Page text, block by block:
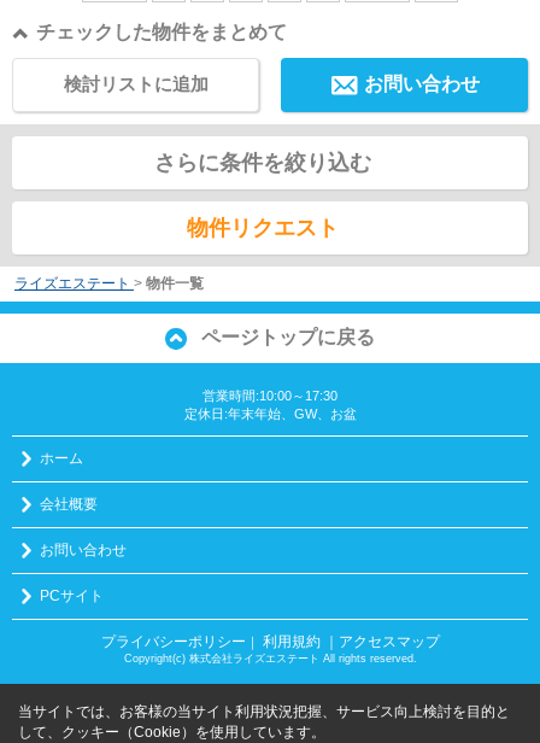
チェックした物件をまとめて
お問い合わせ
検討リストに追加
さらに条件を絞り込む
物件リクエスト
ライズエステート > 物件一覧
ページトップに戻る
営業時間:10:00～17:30
定休日:年末年始、GW、お盆
ホーム
会社概要
お問い合わせ
PCサイト
プライバシーポリシー ｜ 利用規約 ｜アクセスマップ
Copyright(c) 株式会社ライズエステート All rights reserved.
当サイトでは、お客様の当サイト利用状況把握、サービス向上検討を目的と
して、クッキー（Cookie）を使用しています。